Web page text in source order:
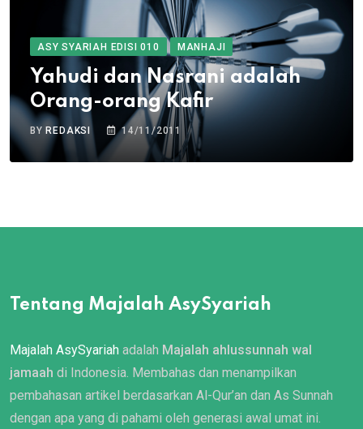
ASY SYARIAH EDISI 010 MANHAJI
Yahudi dan Nasrani adalah
Orang-orang Kafir
BY REDAKSI 14/11/2011
Tentang Majalah AsySyariah
Majalah AsySyariah adalah Majalah ahlussunnah wal
jamaah di Indonesia. Membahas dan menampilkan
pembahasan artikel berdasarkan Al-Qur’an dan As Sunnah
dengan apa yang di pahami oleh generasi awal umat ini.